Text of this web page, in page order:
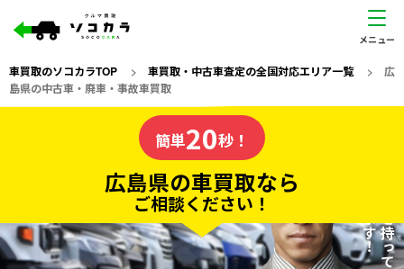
車買取のソコカラTOP > 車買取・中古車査定の全国対応エリア一覧> 広
島県の中古車・廃車・事故車買取
の車買取なら
ソコカラの 私たちが責任を持って
査定いたします！
簡単20秒！
広島県の車買取なら
ご相談ください！